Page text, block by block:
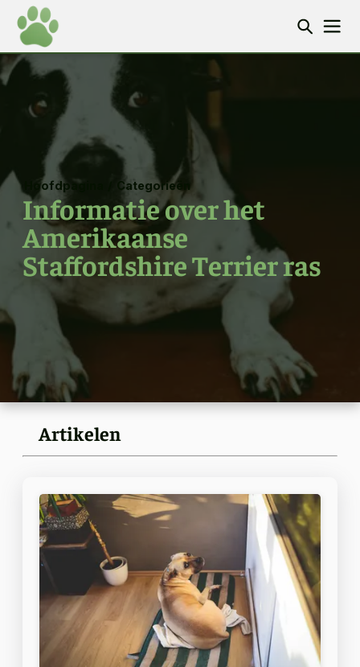
Hoofdpagina Categorieën
Informatie over het
Amerikaanse
Staffordshire Terrier ras
Artikelen